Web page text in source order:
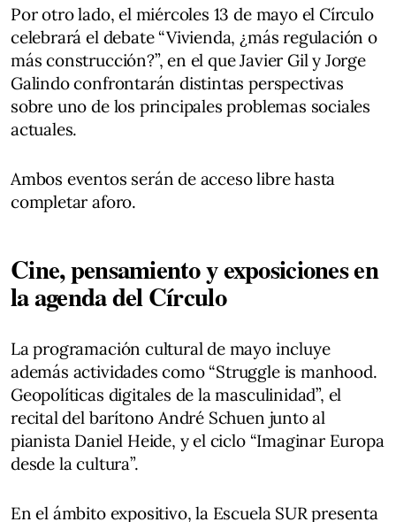
Por otro lado, el miércoles 13 de mayo el Círculo
celebrará el debate “Vivienda, ¿más regulación o
más construcción?”, en el que Javier Gil y Jorge
Galindo confrontarán distintas perspectivas
sobre uno de los principales problemas sociales
actuales.
Ambos eventos serán de acceso libre hasta
completar aforo.
Cine, pensamiento y exposiciones en
la agenda del Círculo
La programación cultural de mayo incluye
además actividades como “Struggle is manhood.
Geopolíticas digitales de la masculinidad”, el
recital del barítono André Schuen junto al
pianista Daniel Heide, y el ciclo “Imaginar Europa
desde la cultura”.
En el ámbito expositivo, la Escuela SUR presenta